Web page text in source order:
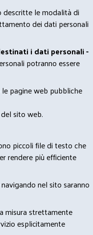
descritte le modalità di
dei dati personali
i dati personali -
potranno essere
pagine web pubbliche
sito web.
piccoli file di testo che
rendere più efficiente
nel sito saranno
misura strettamente
esplicitamente